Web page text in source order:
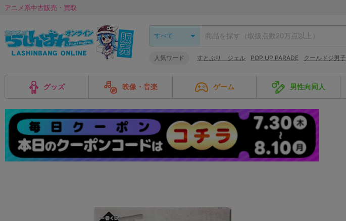
アニメ系中古販売・買取
人気ワード すとぷり ジェル POP UP PARADE クールドジ男子
グッズ 映像・音楽 ゲーム 男性向同人